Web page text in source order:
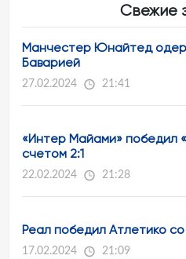
Свежие
Манчестер Юнайтед
Баварией
27.02.2024 21:41
«Интер Майами» победил
счетом 2:1
22.02.2024 21:28
Реал победил Атлетико со
17.02.2024 21:09